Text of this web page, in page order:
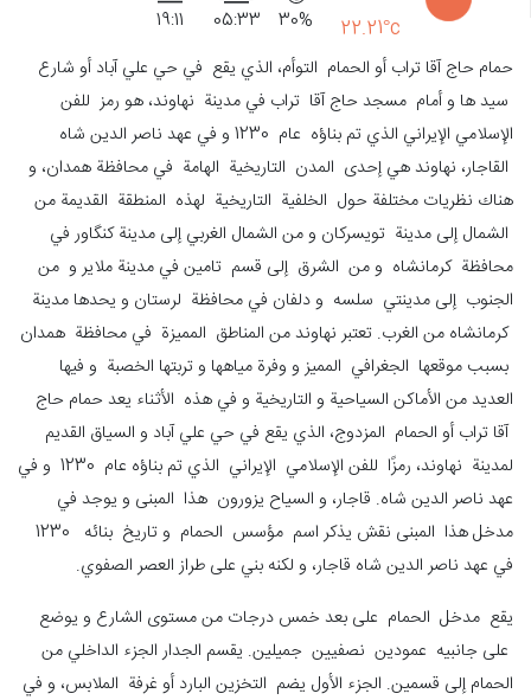
22.21°c
30%
05:33
19:11
حمام حاج آقا تراب أو الحمام التوأم، الذي يقع في حي علي آباد أو شارع
سيد ها و أمام مسجد حاج آقا تراب في مدينة نهاوند، هو رمز للفن
الإسلامي الإيراني الذي تم بناؤه عام 1230 و في عهد ناصر الدين شاه
القاجار، نهاوند هي إحدى المدن التاريخية الهامة في محافظة همدان، و
هناك نظريات مختلفة حول الخلفية التاريخية لهذه المنطقة القديمة من
الشمال إلى مدينة تويسركان و من الشمال الغربي إلى مدينة کنگاور في
محافظة كرمانشاه و من الشرق إلى قسم تامین في مدينة ملاير و من
الجنوب إلى مدينتي سلسه و دلفان في محافظة لرستان و يحدها مدينة
كرمانشاه من الغرب. تعتبر نهاوند من المناطق المميزة في محافظة همدان
بسبب موقعها الجغرافي المميز و وفرة مياهها و تربتها الخصبة و فيها
العديد من الأماكن السياحية و التاريخية و في هذه الأثناء يعد حمام حاج
آقا تراب أو الحمام المزدوج، الذي يقع في حي علي آباد و السياق القديم
لمدينة نهاوند، رمزًا للفن الإسلامي الإيراني الذي تم بناؤه عام 1230 و في
عهد ناصر الدين شاه. قاجار، و السياح يزورون هذا المبنى و يوجد في
مدخل هذا المبنى نقش يذكر اسم مؤسس الحمام و تاريخ بنائه 1230
في عهد ناصر الدين شاه قاجار، و لكنه بني على طراز العصر الصفوي.
يقع مدخل الحمام على بعد خمس درجات من مستوى الشارع و يوضع
على جانبيه عمودين نصفيين جميلين. يقسم الجدار الجزء الداخلي من
الحمام إلى قسمين. الجزء الأول يضم التخزين البارد أو غرفة الملابس، و في